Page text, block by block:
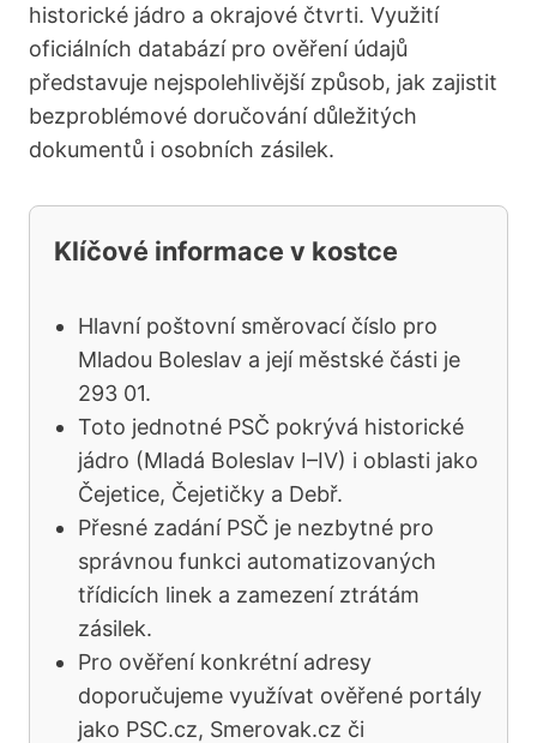
historické jádro a okrajové čtvrti. Využití
oficiálních databází pro ověření údajů
představuje nejspolehlivější způsob, jak zajistit
bezproblémové doručování důležitých
dokumentů i osobních zásilek.
Klíčové informace v kostce
Hlavní poštovní směrovací číslo pro
Mladou Boleslav a její městské části je
293 01.
Toto jednotné PSČ pokrývá historické
jádro (Mladá Boleslav I–IV) i oblasti jako
Čejetice, Čejetičky a Debř.
Přesné zadání PSČ je nezbytné pro
správnou funkci automatizovaných
třídicích linek a zamezení ztrátám
zásilek.
Pro ověření konkrétní adresy
doporučujeme využívat ověřené portály
jako PSC.cz, Smerovak.cz či